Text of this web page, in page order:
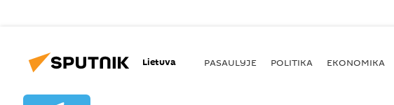
Lietuva PASAULYJE POLITIKA EKONOMIKA